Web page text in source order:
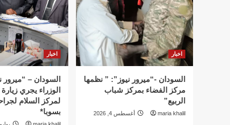
اخبار
السودان -“ميرور نيوز”: ” نظمها
مركز الفضاء بمركز شباب
الربيع”
maria khalil أغسطس 4, 2026
اخبار
السودان –
الوزراء يجري
لمركز السلام
بسوبا*